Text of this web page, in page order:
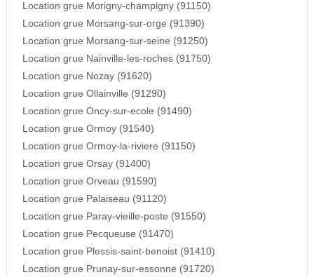
Location grue Morigny-champigny (91150)
Location grue Morsang-sur-orge (91390)
Location grue Morsang-sur-seine (91250)
Location grue Nainville-les-roches (91750)
Location grue Nozay (91620)
Location grue Ollainville (91290)
Location grue Oncy-sur-ecole (91490)
Location grue Ormoy (91540)
Location grue Ormoy-la-riviere (91150)
Location grue Orsay (91400)
Location grue Orveau (91590)
Location grue Palaiseau (91120)
Location grue Paray-vieille-poste (91550)
Location grue Pecqueuse (91470)
Location grue Plessis-saint-benoist (91410)
Location grue Prunay-sur-essonne (91720)